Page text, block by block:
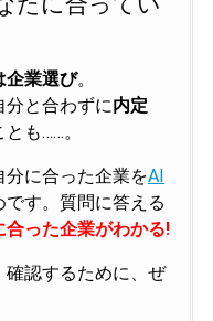
企業選び。
分と合わずに内定
も……。
に合った企業をAI
です。質問に答える
った企業がわかる!
確認するために、ぜ